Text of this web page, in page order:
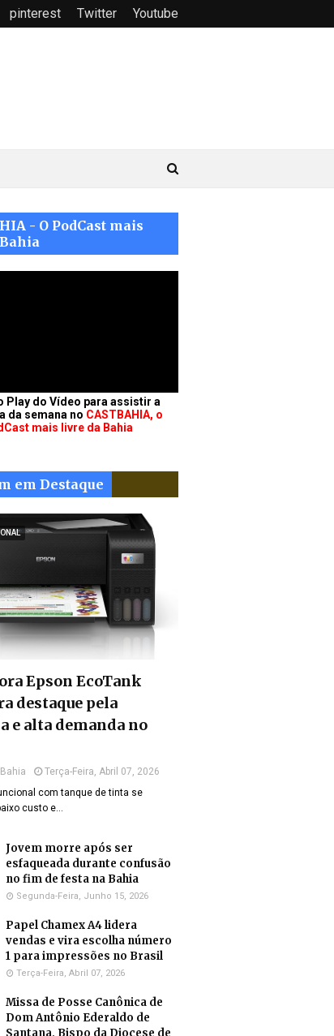
pinterest Twitter Youtube
- O PodCast mais
Play do Vídeo para assistir a
da semana no CASTBAHIA, o
mais livre da Bahia
em Destaque
Epson EcoTank
destaque pela
e alta demanda no
Terça-Feira, Abril 07, 2026
com tanque de tinta se
custo e…
Jovem morre após ser
esfaqueada durante confusão
no fim de festa na Bahia
Segunda-Feira, Junho 15, 2026
Papel Chamex A4 lidera
vendas e vira escolha número
1 para impressões no Brasil
Terça-Feira, Abril 07, 2026
Missa de Posse Canônica de
Dom Antônio Ederaldo de
Santana, Bispo da Diocese de